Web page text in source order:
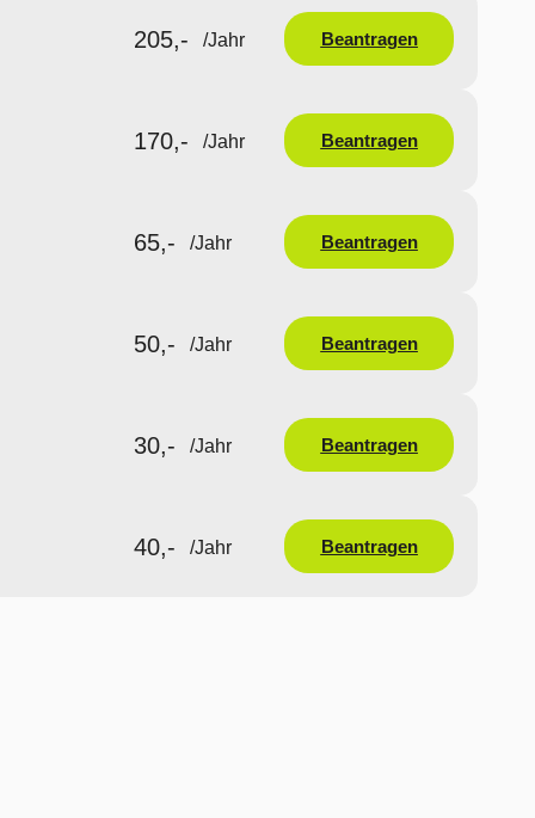
205,- /Jahr Beantragen
170,- /Jahr Beantragen
65,- /Jahr Beantragen
50,- /Jahr Beantragen
30,- /Jahr Beantragen
40,- /Jahr Beantragen